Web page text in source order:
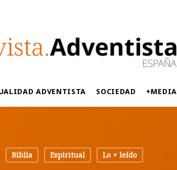
ADVENTISTA SOCIEDAD +MEDIA
Biblia Espiritual Lo + leído